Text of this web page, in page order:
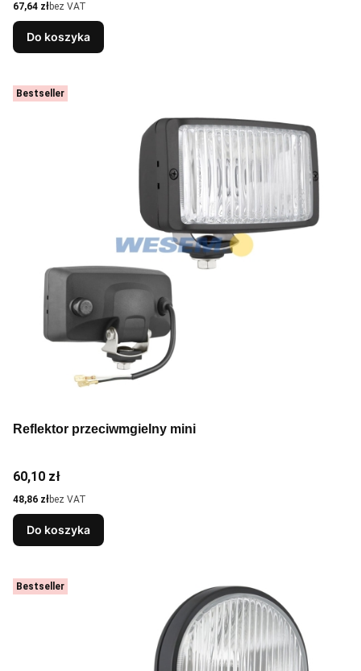
Cena
67,64 złbez VAT
Do koszyka
Bestseller
Reflektor przeciwmgielny mini
Cena
60,10 zł
Cena
48,86 złbez VAT
Do koszyka
Bestseller